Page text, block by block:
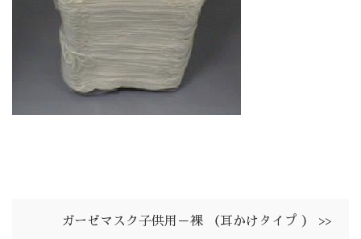
ガーゼマスク子供用－裸 （耳かけタイプ ） >>